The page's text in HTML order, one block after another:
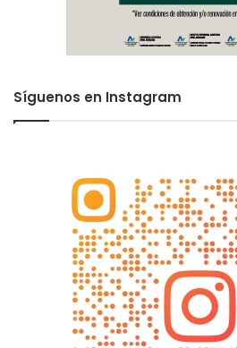
Síguenos en Instagram